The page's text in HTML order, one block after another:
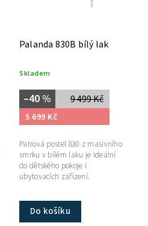
Palanda 830B bílý lak
Skladem
9 499 Kč
–40 %
5 699 Kč
Do košíku
Patrová postel 830 z masivního
smrku v bílém laku je ideální
do dětského pokoje i
ubytovacích zařízení.